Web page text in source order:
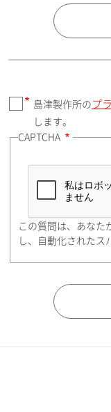
国 / エリア
郵便番号（勤務先
都道府県（勤務先
島津製作所の プ
します。
CAPTCHA
この質問は、あなた
し、自動化されたス